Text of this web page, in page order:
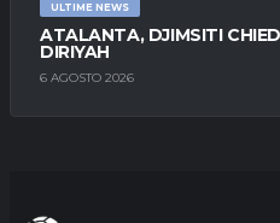
ULTIME NEWS
ATALANTA, DJIMSITI
DIRIYAH
6 AGOSTO 2026